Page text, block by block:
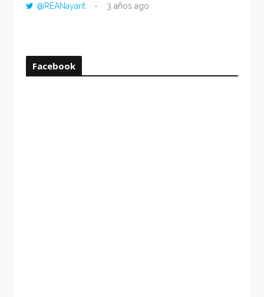
@REANayarit
3 años ago
Facebook